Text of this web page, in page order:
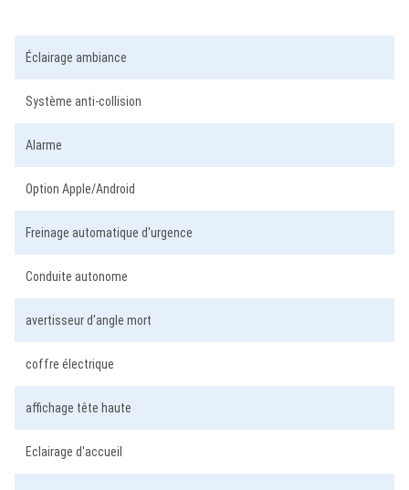
Éclairage ambiance
Système anti-collision
Alarme
Option Apple/Android
Freinage automatique d'urgence
Conduite autonome
avertisseur d'angle mort
coffre électrique
affichage tête haute
Eclairage d'accueil